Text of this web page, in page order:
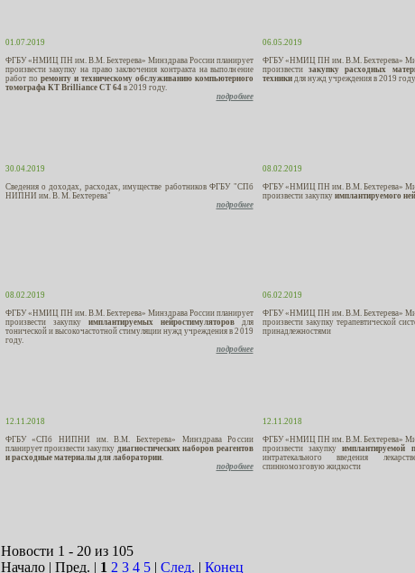
01.07.2019
ФГБУ «НМИЦ ПН им. В.М. Бехтерева» Минздрава России планирует
произвести закупку на право заключения контракта на выполнение
работ по ремонту и техническому обслуживанию компьютерного
томографа КТ Brilliance CT 64в 2019 году.
подробнее
06.05.2019
ФГБУ «НМИЦ ПН им. В.М. Бехтерева»
произвести закупку расходных
техникидля нужд учреждения в 2019 году.
30.04.2019
Сведения о доходах, расходах, имуществе работников ФГБУ "СПб
НИПНИ им. В. М. Бехтерева"
подробнее
08.02.2019
ФГБУ «НМИЦ ПН им. В.М. Бехтерева»
произвести закупкуимплантируемого
08.02.2019
ФГБУ «НМИЦ ПН им. В.М. Бехтерева» Минздрава России планирует
произвести закупку имплантируемых нейростимуляторовдля
тонической и высокочастотной стимуляции нужд учреждения в 2019
году.
подробнее
06.02.2019
ФГБУ «НМИЦ ПН им. В.М. Бехтерева»
произвести закупку терапевтической
принадлежностями
12.11.2018
ФГБУ «СПб НИПНИ им. В.М. Бехтерева» Минздрава России
планирует произвести закупку диагностических наборов реагентов
и расходные материалы для лаборатории.
подробнее
12.11.2018
ФГБУ «НМИЦ ПН им. В.М. Бехтерева»
произвести закупкуимплантируемой
интратекального введения
спинномозговую жидкости
Новости 1 - 20 из 105
Начало | Пред. | 1 2 3 4 5| След. | Конец